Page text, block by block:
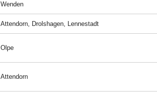
Wenden
Attendorn, Drolshagen, Lennestadt
Olpe
Attendorn